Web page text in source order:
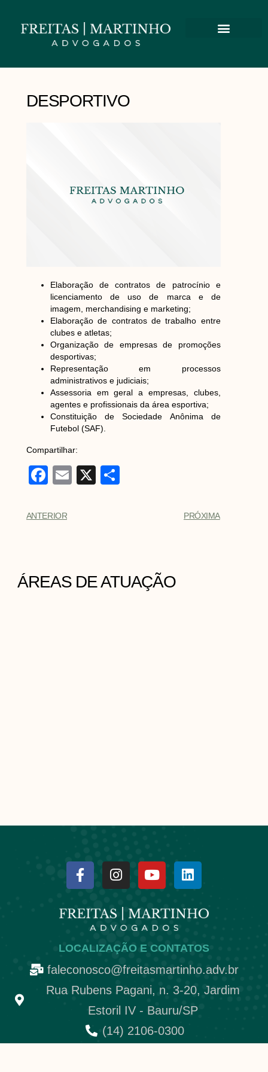
DESPORTIVO
Elaboração de contratos de patrocínio e
licenciamento de uso de marca e de
imagem, merchandising e marketing;
Elaboração de contratos de trabalho entre
clubes e atletas;
Organização de empresas de promoções
desportivas;
Representação em processos
administrativos e judiciais;
Assessoria em geral a empresas, clubes,
agentes e profissionais da área esportiva;
Constituição de Sociedade Anônima de
Futebol (SAF).
Compartilhar:
F
c
o
o
E
X
ANTERIOR PRÓXIMA
ÁREAS DE ATUAÇÃO
LOCALIZAÇÃO E CONTATOS
faleconosco@freitasmartinho.adv.br
Rua Rubens Pagani, n. 3-20, Jardim
Estoril IV - Bauru/SP
(14) 2106-0300